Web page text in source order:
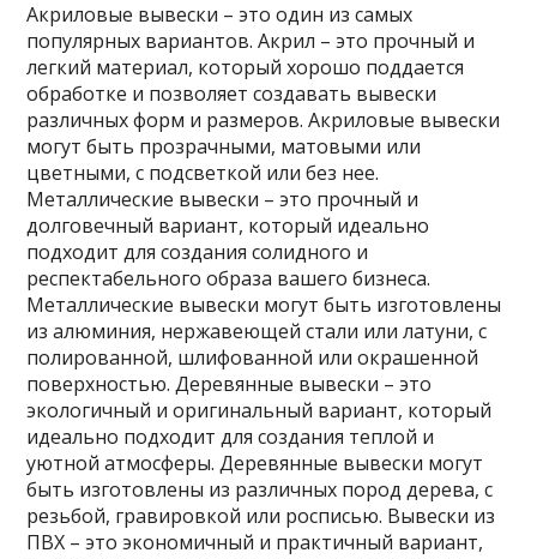
Акриловые вывески – это один из самых
популярных вариантов. Акрил – это прочный и
легкий материал, который хорошо поддается
обработке и позволяет создавать вывески
различных форм и размеров. Акриловые вывески
могут быть прозрачными, матовыми или
цветными, с подсветкой или без нее.
Металлические вывески – это прочный и
долговечный вариант, который идеально
подходит для создания солидного и
респектабельного образа вашего бизнеса.
Металлические вывески могут быть изготовлены
из алюминия, нержавеющей стали или латуни, с
полированной, шлифованной или окрашенной
поверхностью. Деревянные вывески – это
экологичный и оригинальный вариант, который
идеально подходит для создания теплой и
уютной атмосферы. Деревянные вывески могут
быть изготовлены из различных пород дерева, с
резьбой, гравировкой или росписью. Вывески из
ПВХ – это экономичный и практичный вариант,